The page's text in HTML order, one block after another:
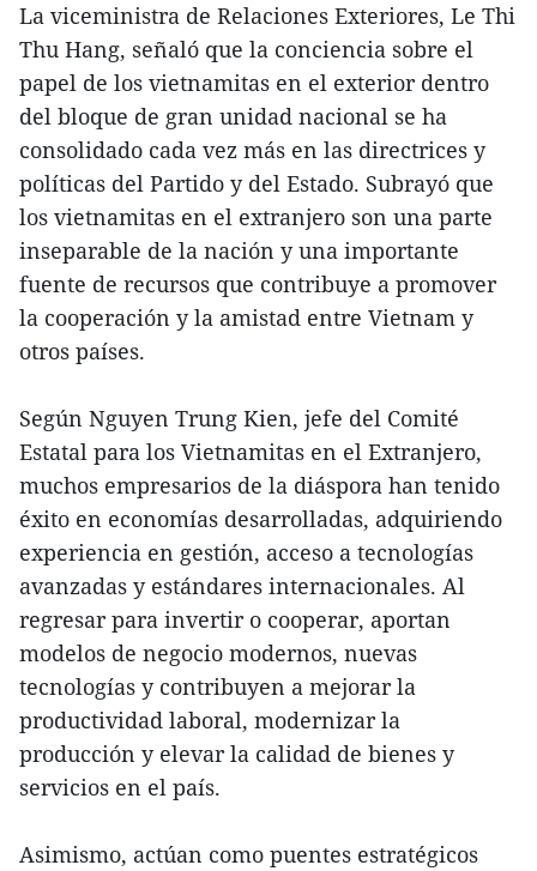
La viceministra de Relaciones Exteriores, Le Thi
Thu Hang, señaló que la conciencia sobre el
papel de los vietnamitas en el exterior dentro
del bloque de gran unidad nacional se ha
consolidado cada vez más en las directrices y
políticas del Partido y del Estado. Subrayó que
los vietnamitas en el extranjero son una parte
inseparable de la nación y una importante
fuente de recursos que contribuye a promover
la cooperación y la amistad entre Vietnam y
otros países.
Según Nguyen Trung Kien, jefe del Comité
Estatal para los Vietnamitas en el Extranjero,
muchos empresarios de la diáspora han tenido
éxito en economías desarrolladas, adquiriendo
experiencia en gestión, acceso a tecnologías
avanzadas y estándares internacionales. Al
regresar para invertir o cooperar, aportan
modelos de negocio modernos, nuevas
tecnologías y contribuyen a mejorar la
productividad laboral, modernizar la
producción y elevar la calidad de bienes y
servicios en el país.
Asimismo, actúan como puentes estratégicos